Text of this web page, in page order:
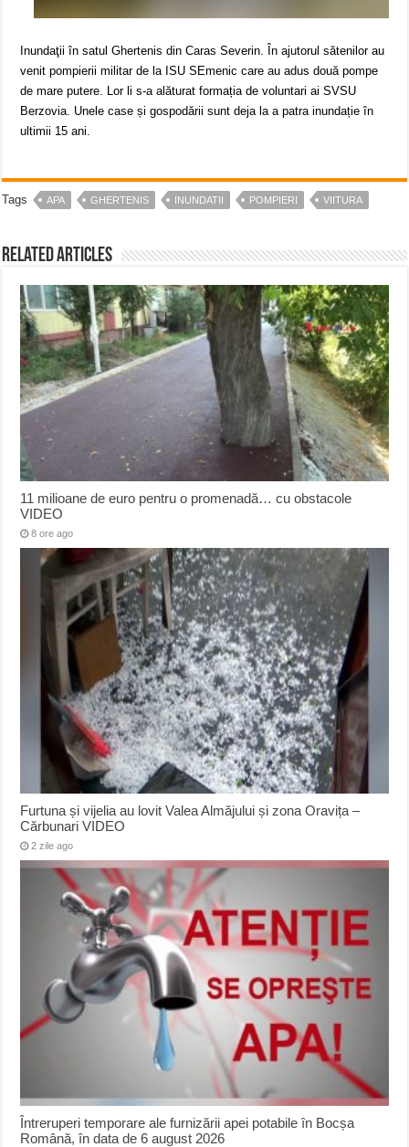
Inundaţii în satul Ghertenis din Caras Severin. În ajutorul sătenilor au
venit pompierii militar de la ISU SEmenic care au adus două pompe
de mare putere. Lor li s-a alăturat formația de voluntari ai SVSU
Berzovia. Unele case și gospodării sunt deja la a patra inundație în
ultimii 15 ani.
Tags APA GHERTENIS INUNDATII POMPIERI VIITURA
Related Articles
11 milioane de euro pentru o promenadă… cu obstacole
VIDEO
8 ore ago
Furtuna și vijelia au lovit Valea Almăjului și zona Oravița –
Cărbunari VIDEO
2 zile ago
Întreruperi temporare ale furnizării apei potabile în Bocșa
Română, în data de 6 august 2026